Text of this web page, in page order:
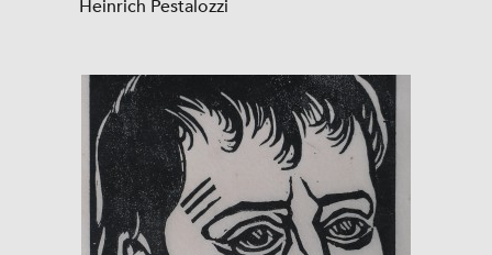
Heinrich Pestalozzi